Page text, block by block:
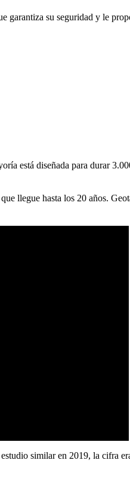
garantiza su seguridad y le
está diseñada para durar
llegue hasta los 20 años.
similar en 2019, la cifra